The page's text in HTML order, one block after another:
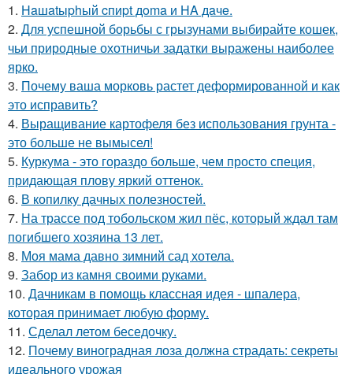
1. Haшatыphый cпиpt дoma и HA дaчe.
2. Для успешной борьбы с грызунами выбирайте кошек,
чьи природные охотничьи задатки выражены наиболее
ярко.
3. Почему ваша морковь растет деформированной и как
это исправить?
4. Выращивание картофеля без использования грунта -
это больше не вымысел!
5. Куркума - это гораздо больше, чем просто специя,
придающая плову яркий оттенок.
6. В копилку дачных полезностей.
7. На трассе под тобольском жил пёс, который ждал там
погибшего хозяина 13 лет.
8. Моя мама давно зимний сад хотела.
9. Забор из камня своими руками.
10. Дачникам в помощь классная идея - шпалера,
которая принимает любую форму.
11. Сделал летом беседочку.
12. Почему виноградная лоза должна страдать: секреты
идеального урожая